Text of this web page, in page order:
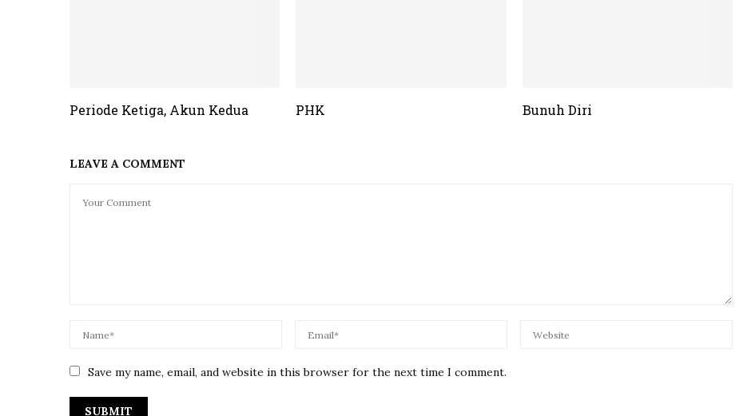
Periode Ketiga, Akun Kedua PHK Bunuh Diri
LEAVE A COMMENT
Save my name, email, and website in this browser for the next time I comment.